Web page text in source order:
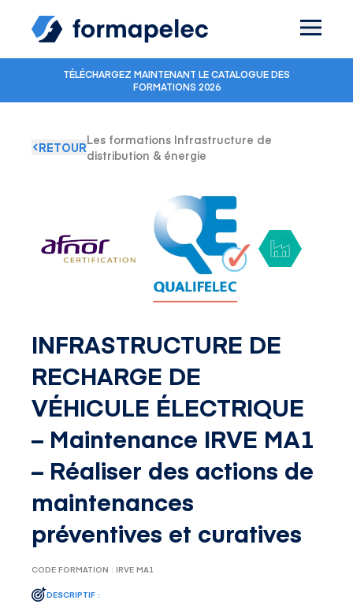
TÉLÉCHARGEZ MAINTENANT LE CATALOGUE DES
FORMATIONS 2026
RETOURLes formations Infrastructure de
distribution & énergie
INFRASTRUCTURE DE
RECHARGE DE
VÉHICULE ÉLECTRIQUE
– Maintenance IRVE MA1
– Réaliser des actions de
maintenances
préventives et curatives
CODE FORMATION : IRVE MA1
DESCRIPTIF :